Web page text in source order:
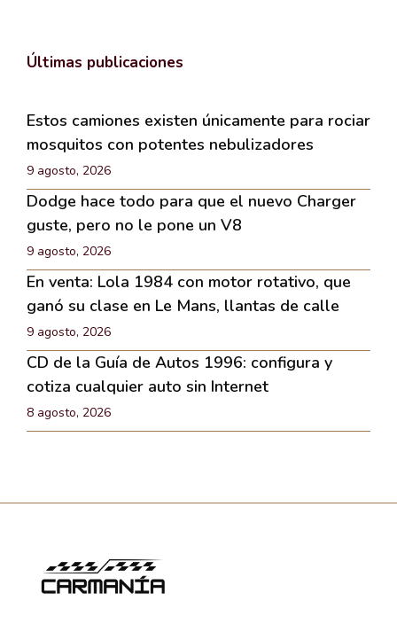
Últimas publicaciones
Estos camiones existen únicamente para rociar
mosquitos con potentes nebulizadores
9 agosto, 2026
Dodge hace todo para que el nuevo Charger
guste, pero no le pone un V8
9 agosto, 2026
En venta: Lola 1984 con motor rotativo, que
ganó su clase en Le Mans, llantas de calle
9 agosto, 2026
CD de la Guía de Autos 1996: configura y
cotiza cualquier auto sin Internet
8 agosto, 2026